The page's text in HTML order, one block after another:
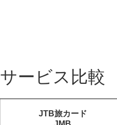
サービス比較
JTB旅カード